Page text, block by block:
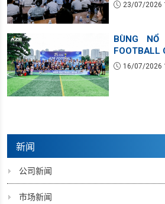
23/07/2026
BÙNG
FOOTBALL
16/07/2026
新闻
公司新闻
市场新闻